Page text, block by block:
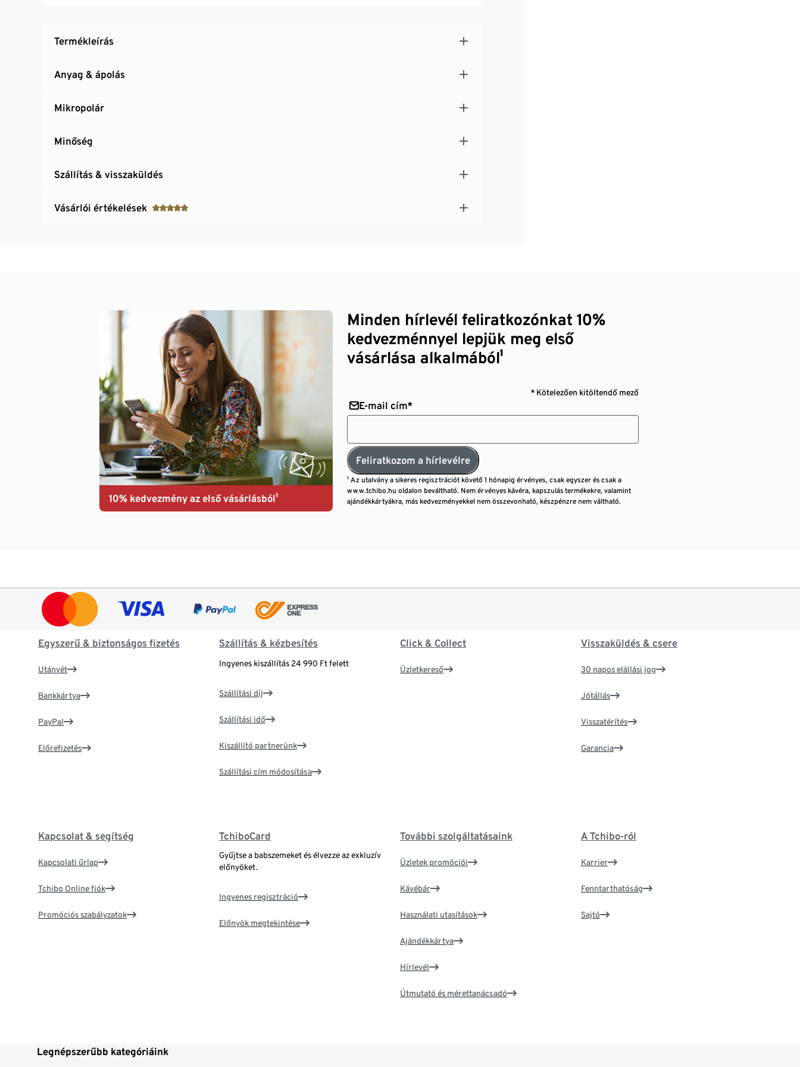
Termékleírás
Anyag & ápolás
Mikropolár
Minőség
Szállítás & visszaküldés
Vásárlói értékelések
10% kedvezmény az első vásárlásból¹
Minden hírlevél feliratkozónkat 10%
kedvezménnyel lepjük meg első
vásárlása alkalmából¹
* Kötelezően kitöltendő mező
E-mail cím*
Feliratkozom a hírlevélre
¹ Az utalvány a sikeres regisztrációt követő 1 hónapig érvényes, csak egyszer és csak a
www.tchibo.hu oldalon beváltható. Nem érvényes kávéra, kapszulás termékekre, valamint
ajándékkártyákra, más kedvezményekkel nem összevonható, készpénzre nem váltható.
Egyszerű & biztonságos fizetés
Utánvét
Bankkártya
PayPal
Előrefizetés
Szállítás & kézbesítés
Ingyenes kiszállítás 24 990 Ft felett
Szállítási díj
Szállítási idő
Kiszállító partnerünk
Szállítási cím módosítása
Click & Collect
Üzletkereső
Visszaküldés & csere
30 napos elállási jog
Jótállás
Visszatérítés
Garancia
Kapcsolat & segítség
Kapcsolati űrlap
Tchibo Online fiók
Promóciós szabályzatok
TchiboCard
Gyűjtse a babszemeket és élvezze az exkluzív
előnyöket.
Ingyenes regisztráció
Előnyök megtekintése
További szolgáltatásaink
Üzletek promóciói
Kávébár
Használati utasítások
Ajándékkártya
Hírlevél
Útmutató és mérettanácsadó
A Tchibo-ról
Karrier
Fenntarthatóság
Sajtó
Legnépszerűbb kategóriáink